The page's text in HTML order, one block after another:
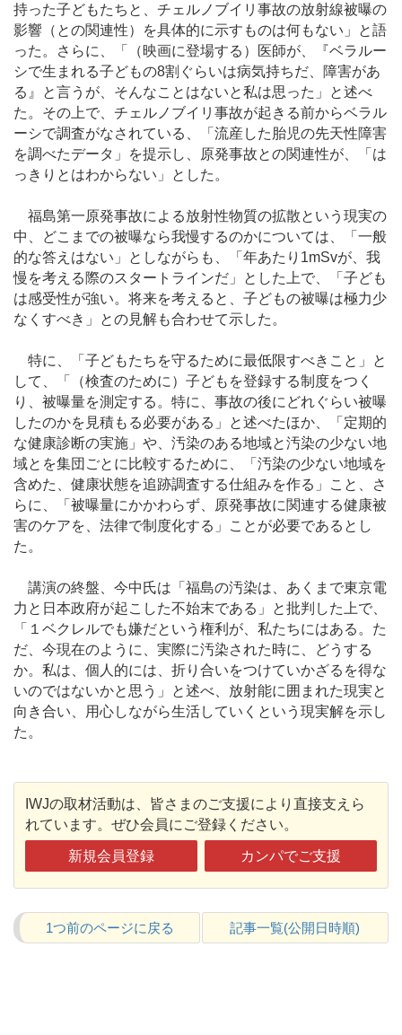
持った子どもたちと、チェルノブイリ事故の放射線被曝の
影響（との関連性）を具体的に示すものは何もない」と語
った。さらに、「（映画に登場する）医師が、『ベラルー
シで生まれる子どもの8割ぐらいは病気持ちだ、障害があ
る』と言うが、そんなことはないと私は思った」と述べ
た。その上で、チェルノブイリ事故が起きる前からベラル
ーシで調査がなされている、「流産した胎児の先天性障害
を調べたデータ」を提示し、原発事故との関連性が、「は
っきりとはわからない」とした。
福島第一原発事故による放射性物質の拡散という現実の
中、どこまでの被曝なら我慢するのかについては、「一般
的な答えはない」としながらも、「年あたり1mSvが、我
慢を考える際のスタートラインだ」とした上で、「子ども
は感受性が強い。将来を考えると、子どもの被曝は極力少
なくすべき」との見解も合わせて示した。
特に、「子どもたちを守るために最低限すべきこと」と
して、「（検査のために）子どもを登録する制度をつく
り、被曝量を測定する。特に、事故の後にどれぐらい被曝
したのかを見積もる必要がある」と述べたほか、「定期的
な健康診断の実施」や、汚染のある地域と汚染の少ない地
域とを集団ごとに比較するために、「汚染の少ない地域を
含めた、健康状態を追跡調査する仕組みを作る」こと、さ
らに、「被曝量にかかわらず、原発事故に関連する健康被
害のケアを、法律で制度化する」ことが必要であるとし
た。
講演の終盤、今中氏は「福島の汚染は、あくまで東京電
力と日本政府が起こした不始末である」と批判した上で、
「１ベクレルでも嫌だという権利が、私たちにはある。た
だ、今現在のように、実際に汚染された時に、どうする
か。私は、個人的には、折り合いをつけていかざるを得な
いのではないかと思う」と述べ、放射能に囲まれた現実と
向き合い、用心しながら生活していくという現実解を示し
た。
IWJの取材活動は、皆さまのご支援により直接支えら
れています。ぜひ会員にご登録ください。
新規会員登録 カンパでご支援
1つ前のページに戻る 記事一覧(公開日時順)